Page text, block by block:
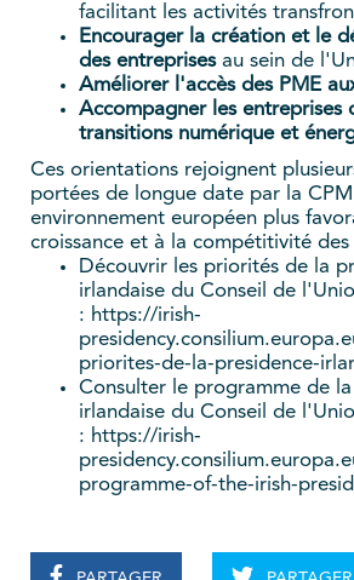
facilitant les activités
Encourager la création et le
des entreprisesau sein de
Améliorer l'accès des PME
Accompagner les entreprises
transitions numérique et
Ces orientations rejoignent
portées de longue date par la
environnement européen plus
croissance et à la compétitivité des
Découvrir les priorités de la
irlandaise du Conseil de
: https://irish-
priorites-de-la-presidence-
Consulter le programme de
irlandaise du Conseil de
: https://irish-
programme-of-the-irish-